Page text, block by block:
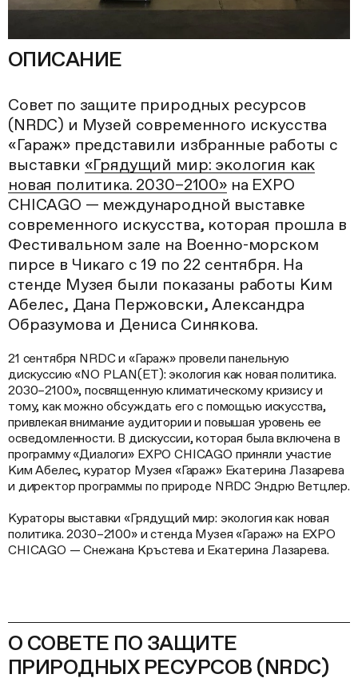
ОПИСАНИЕ
Совет по защите природных ресурсов
(NRDC) и Музей современного искусства
«Гараж» представили избранные работы с
выставки «Грядущий мир: экология как
новая политика. 2030–2100»на EXPO
CHICAGO — международной выставке
современного искусства, которая прошла в
Фестивальном зале на Военно-морском
пирсе в Чикаго с 19 по 22 сентября. На
стенде Музея были показаны работы Ким
Абелес, Дана Пержовски, Александра
Образумова и Дениса Синякова.
21 сентября NRDC и «Гараж» провели панельную
дискуссию «NO PLAN(ET): экология как новая политика.
2030–2100», посвященную климатическому кризису и
тому, как можно обсуждать его с помощью искусства,
привлекая внимание аудитории и повышая уровень ее
осведомленности. В дискуссии, которая была включена в
программу «Диалоги» EXPO CHICAGO приняли участие
Ким Абелес, куратор Музея «Гараж» Екатерина Лазарева
и директор программы по природе NRDC Эндрю Ветцлер.
Кураторы выставки «Грядущий мир: экология как новая
политика. 2030–2100» и стенда Музея «Гараж» на EXPO
CHICAGO — Снежана Кръстева и Екатерина Лазарева.
О СОВЕТЕ ПО ЗАЩИТЕ
ПРИРОДНЫХ РЕСУРСОВ (NRDC)